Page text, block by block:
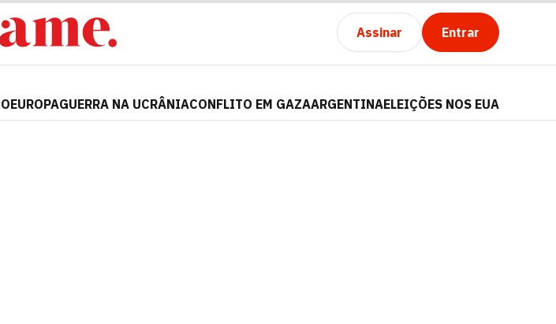
Assinar Entrar
EUROPAGUERRA NA UCRÂNIACONFLITO EM GAZAARGENTINAELEIÇÕES NOS EUA